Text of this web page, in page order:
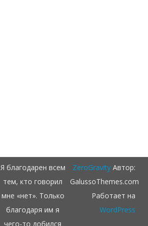
Я благодарен всем
тем, кто говорил
мне «нет». Только
благодаря им я
чего-то добился
ZeroGravityАвтор:
GalussoThemes.com
Работает на
WordPress